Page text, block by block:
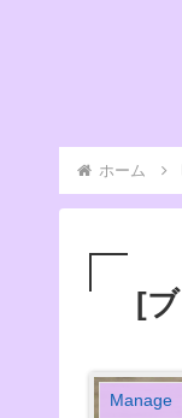
ホーム
[
Manage